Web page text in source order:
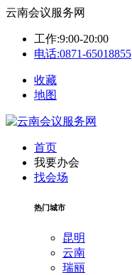
云南会议服务网
工作:9:00-20:00
电话:0871-65018855
收藏
地图
首页
我要办会
找会场
热门城市
昆明
云南
瑞丽